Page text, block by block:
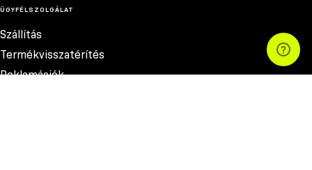
ÜGYFÉLSZOLGÁLAT
Szállítás
Termékvisszatérítés
Reklamációk